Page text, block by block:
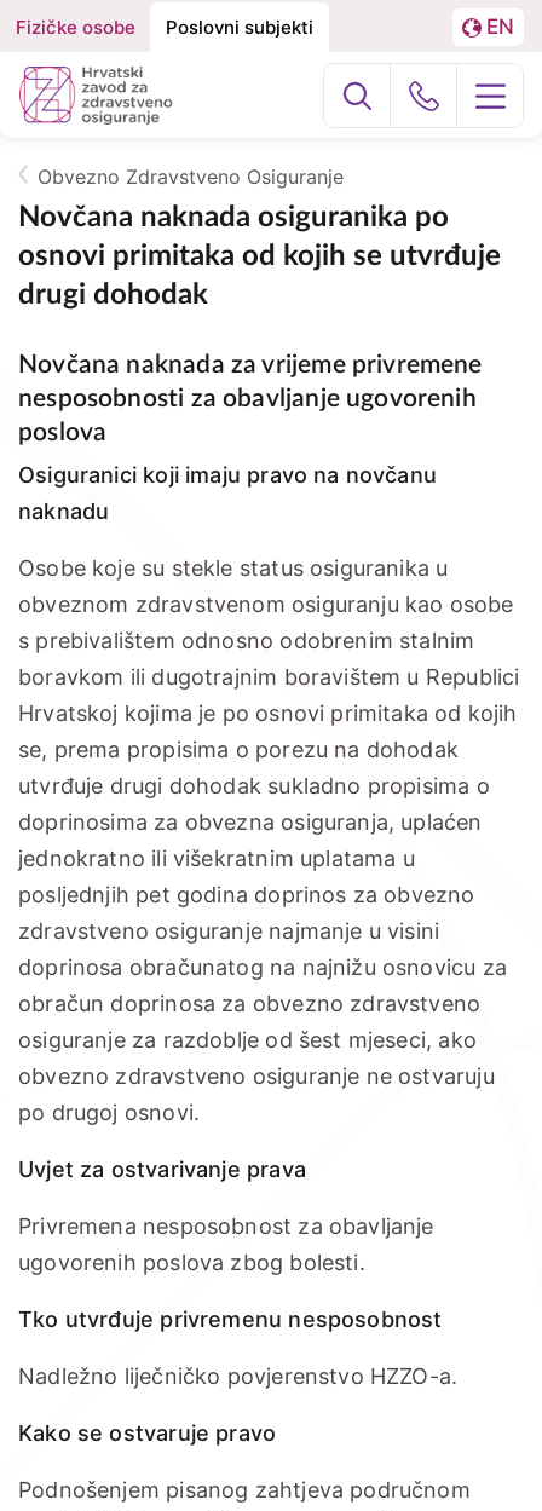
na
Fizičke
osobe
i
Poslovne
subjekte
Fizičke osobe Poslovni subjekti EN
Breadcrumb
Obvezno Zdravstveno Osiguranje
Novčana naknada osiguranika po
osnovi primitaka od kojih se utvrđuje
drugi dohodak
Novčana naknada za vrijeme privremene
nesposobnosti za obavljanje ugovorenih
poslova
Osiguranici koji imaju pravo na novčanu
naknadu
Osobe koje su stekle status osiguranika u
obveznom zdravstvenom osiguranju kao osobe
s prebivalištem odnosno odobrenim stalnim
boravkom ili dugotrajnim boravištem u Republici
Hrvatskoj kojima je po osnovi primitaka od kojih
se, prema propisima o porezu na dohodak
utvrđuje drugi dohodak sukladno propisima o
doprinosima za obvezna osiguranja, uplaćen
jednokratno ili višekratnim uplatama u
posljednjih pet godina doprinos za obvezno
zdravstveno osiguranje najmanje u visini
doprinosa obračunatog na najnižu osnovicu za
obračun doprinosa za obvezno zdravstveno
osiguranje za razdoblje od šest mjeseci, ako
obvezno zdravstveno osiguranje ne ostvaruju
po drugoj osnovi.
Uvjet za ostvarivanje prava
Privremena nesposobnost za obavljanje
ugovorenih poslova zbog bolesti.
Tko utvrđuje privremenu nesposobnost
Nadležno liječničko povjerenstvo HZZO-a.
Kako se ostvaruje pravo
Podnošenjem pisanog zahtjeva područnom
Izbornik
Poslovni
O nama
HZZO za partnere
Zdravstvena zaštita u inozemstvu